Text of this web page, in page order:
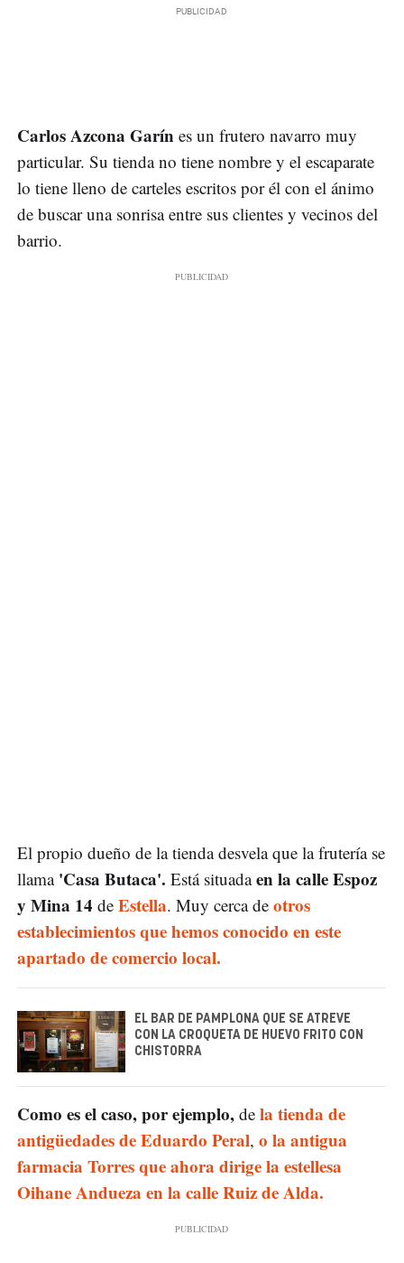
Carlos Azcona Garín es un frutero navarro muy
particular. Su tienda no tiene nombre y el escaparate
lo tiene lleno de carteles escritos por él con el ánimo
de buscar una sonrisa entre sus clientes y vecinos del
barrio.
El propio dueño de la tienda desvela que la frutería se
llama'Casa Butaca'. Está situadaen la calle Espoz
y Mina 14 de Estella. Muy cerca de otros
establecimientos que hemos conocido en este
apartado de comercio local.
EL BAR DE PAMPLONA QUE SE ATREVE
CON LA CROQUETA DE HUEVO FRITO CON
CHISTORRA
Como es el caso, por ejemplo, de la tienda de
antigüedades de Eduardo Peral, o la antigua
farmacia Torres que ahora dirige la estellesa
Oihane Andueza en la calle Ruiz de Alda.